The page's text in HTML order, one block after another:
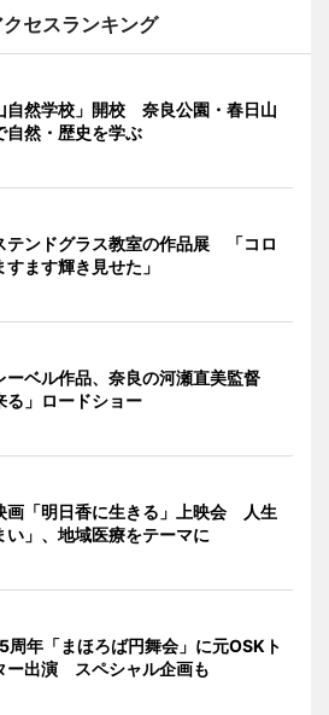
クセスランキング
自然学校」開校 奈良公園・春日山
自然・歴史を学ぶ
テンドグラス教室の作品展 「コロ
すます輝き見せた」
ーベル作品、奈良の河瀬直美監督
る」ロードショー
画「明日香に生きる」上映会 人生
い」、地域医療をテーマに
周年「まほろば円舞会」に元OSKト
ー出演 スペシャル企画も